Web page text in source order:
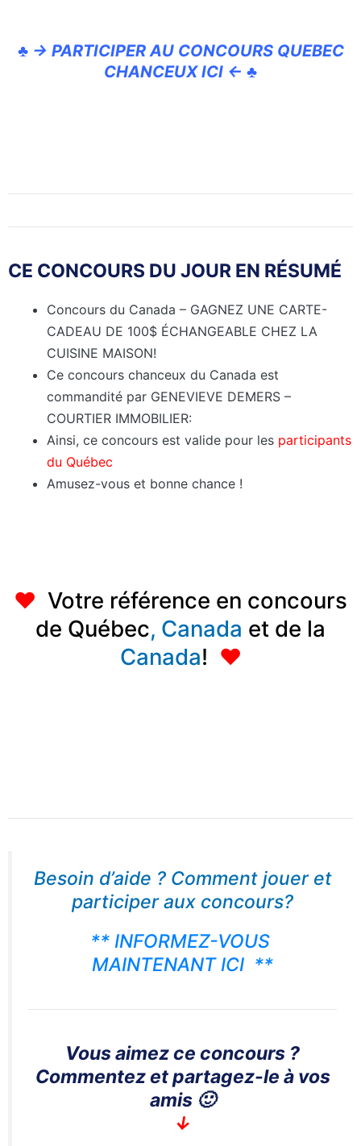
♣ → PARTICIPER AU CONCOURS QUEBEC
CHANCEUX ICI ← ♣
CE CONCOURS DU JOUR EN RÉSUMÉ
Concours du Canada – GAGNEZ UNE CARTE-
CADEAU DE 100$ ÉCHANGEABLE CHEZ LA
CUISINE MAISON!
Ce concours chanceux du Canada est
commandité par GENEVIEVE DEMERS –
COURTIER IMMOBILIER:
Ainsi, ce concours est valide pour les participants
du Québec
Amusez-vous et bonne chance !
♥ Votre référence en concours
de Québec, Canada et de la
Canada! ♥
Besoin d’aide ? Comment jouer et
participer aux concours?
** INFORMEZ-VOUS
MAINTENANT ICI **
Vous aimez ce concours ?
Commentez et partagez-le à vos
amis 🙂
↓